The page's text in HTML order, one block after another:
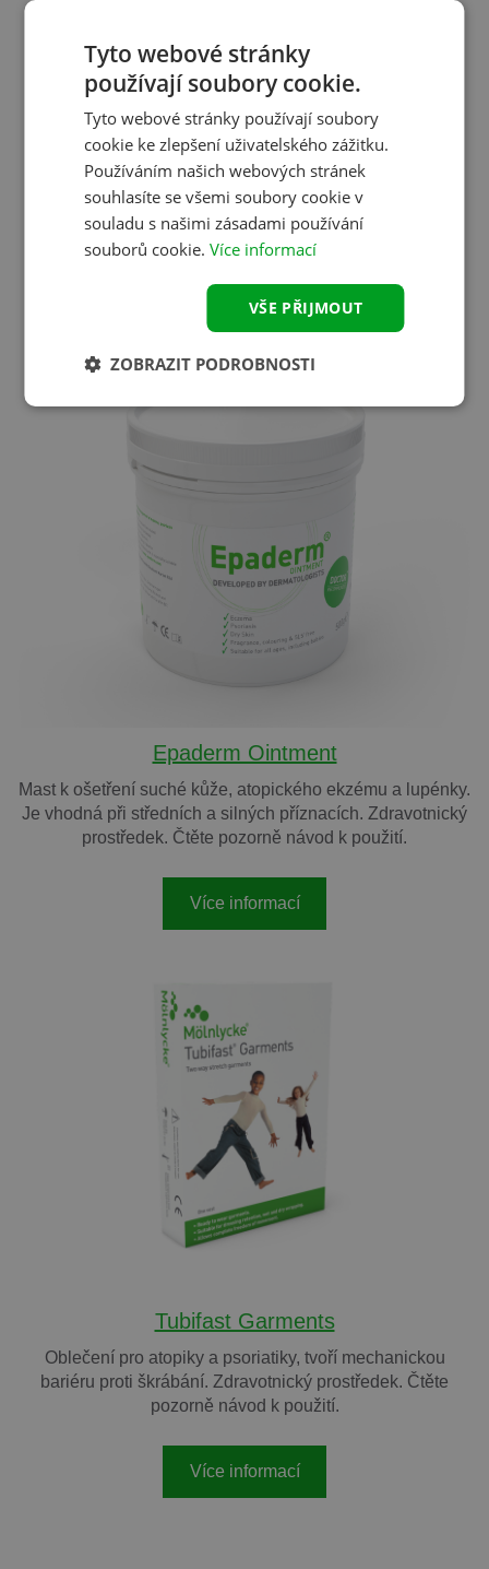
Epaderm Cream
Krém pro péči o pokožku postiženou ekzémem či
lupénkou. Vhodný spíše na slabší projevy nemoci a
preventivní péči. Zdravotnický prostředek. Čtěte pozorně
Více informací
Epaderm Ointment
Mast k ošetření suché kůže, atopického ekzému a lupénky.
Je vhodná při středních a silných příznacích. Zdravotnický
prostředek. Čtěte pozorně návod k použití.
Více informací
Tubifast Garments
Oblečení pro atopiky a psoriatiky, tvoří mechanickou
bariéru proti škrábání. Zdravotnický prostředek. Čtěte
pozorně návod k použití.
Více informací
Tyto webové stránky
používají soubory cookie.
Tyto webové stránky používají soubory
cookie ke zlepšení uživatelského zážitku.
Používáním našich webových stránek
souhlasíte se všemi soubory cookie v
souladu s našimi zásadami používání
souborů cookie.Více informací
VŠE PŘIJMOUT
ZOBRAZIT PODROBNOSTI